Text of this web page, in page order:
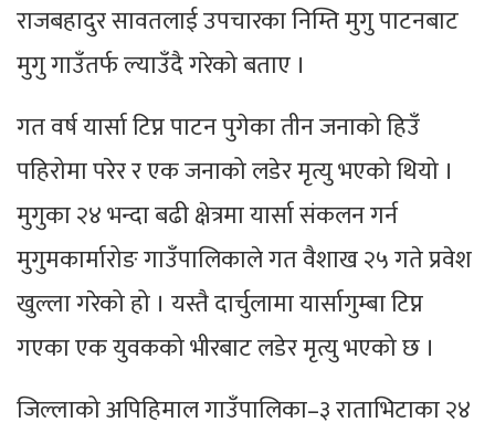
राजबहादुर सावतलाई उपचारका निम्ति मुगु पाटनबाट
मुगु गाउँतर्फ ल्याउँदै गरेको बताए ।
गत वर्ष यार्सा टिप्न पाटन पुगेका तीन जनाको हिउँ
पहिरोमा परेर र एक जनाको लडेर मृत्यु भएको थियो ।
मुगुका २४ भन्दा बढी क्षेत्रमा यार्सा संकलन गर्न
मुगुमकार्मारोङ गाउँपालिकाले गत वैशाख २५ गते प्रवेश
खुल्ला गरेको हो । यस्तै दार्चुलामा यार्सागुम्बा टिप्न
गएका एक युवकको भीरबाट लडेर मृत्यु भएको छ ।
जिल्लाको अपिहिमाल गाउँपालिका–३ राताभिटाका २४